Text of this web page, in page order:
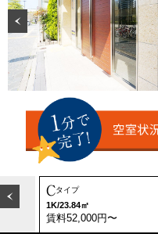
Cタイプ
1K/23.84㎡
賃料52,000円〜